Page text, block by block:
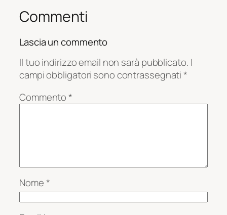
Commenti
Lascia un commento
Il tuo indirizzo email non sarà pubblicato. I
campi obbligatori sono contrassegnati*
Commento*
Nome*